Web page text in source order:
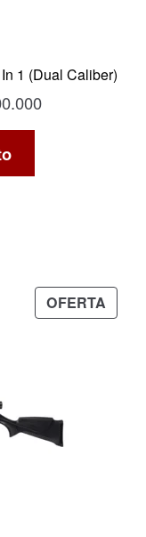
1 (Dual Caliber)
El
OFERTA
EN